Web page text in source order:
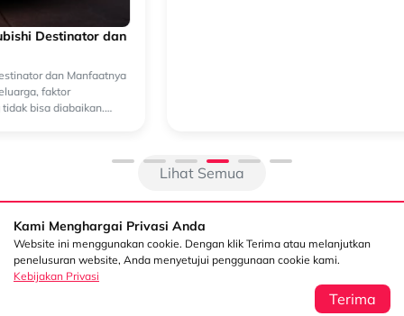
Tips Merawat Mesin Diesel Mitsubishi L300 Euro 4 Agar
Bagi para pelaku usaha di Indonesia, Mitsubishi L300 bukan sekadar
kendaraan operasional, melainkan "mitra kerja" utama dalam
menjemput rezeki. Dikenal dengan julukan Elsapan, pick up legendaris
Lihat Semua
Kami Menghargai Privasi Anda
Website ini menggunakan cookie. Dengan klik Terima atau melanjutkan
penelusuran website, Anda menyetujui penggunaan cookie kami.
Kebijakan Privasi
Terima